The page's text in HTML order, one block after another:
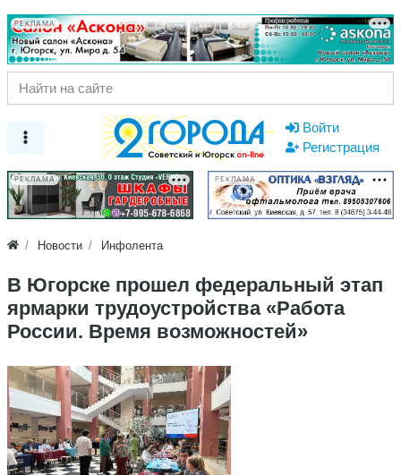
РЕКЛАМА
Войти
Регистрация
РЕКЛАМА РЕКЛАМА
Новости Инфолента
В Югорске прошел федеральный этап
ярмарки трудоустройства «Работа
России. Время возможностей»